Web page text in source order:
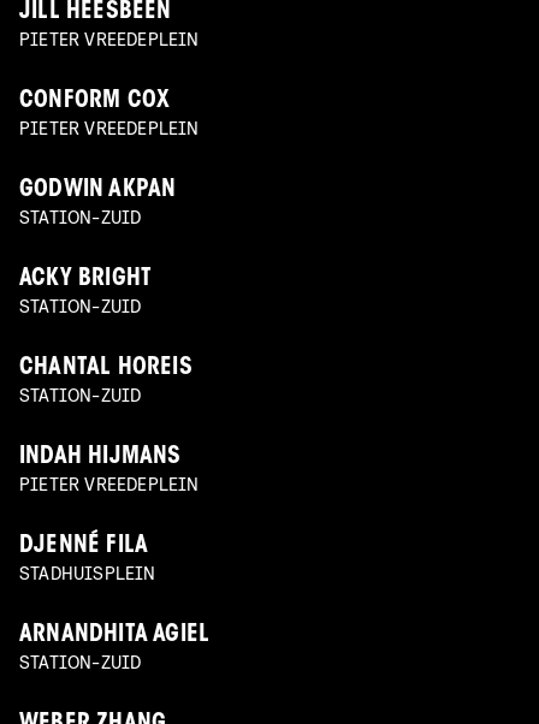
JILL HEESBEEN
PIETER VREEDEPLEIN
CONFORM COX
PIETER VREEDEPLEIN
GODWIN AKPAN
STATION-ZUID
ACKY BRIGHT
STATION-ZUID
CHANTAL HOREIS
STATION-ZUID
INDAH HIJMANS
PIETER VREEDEPLEIN
DJENNÉ FILA
STADHUISPLEIN
ARNANDHITA AGIEL
STATION-ZUID